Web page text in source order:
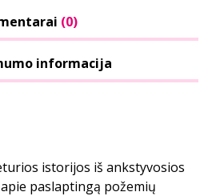
(0)
informacija
istorijos iš ankstyvosios
paslaptingą požemių